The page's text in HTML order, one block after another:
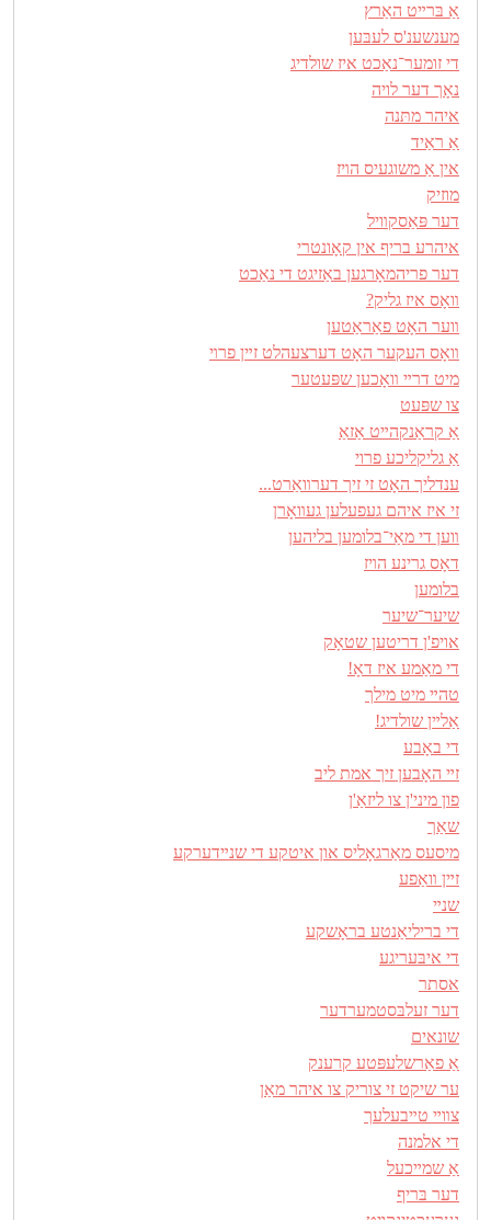
אַ בּרײט האַרץ
מענשענ'ס לעבּען
די זומער־נאַכט איז שולדיג
נאָך דער לויה
איהר מתּנה
אַ ראַיד
אין אַ משוגעיס הױז
מוזיק
דער פּאַסקװיל
איהרע בריף אין קאָונטרי
דער פריהמאָרגען באַזיגט די נאַכט
װאָס איז גליק?
װער האָט פאַראַטען
װאָס העקער האָט דערצעהלט זײן פרױ
מיט דרײ װאָכען שפּעטער
צו שפּעט
אַ קראַנקהײט אַזאַ
אַ גליקליכע פרוי
ענדליך האָט זי זיך דערװאַרט...
זי איז איהם געפעלען געװאָרן
װען די מאַי־בלומען בליהען
דאָס גרינע הױז
בלומען
שיער־שיער
אויפ'ן דריטען שטאָק
די מאַמע איז דאָ!
טהײ מיט מילך
אַלײן שולדיג!
די באָבע
זײ האָבען זיך אמת ליב
פון מיני'ן צו ליזאַ'ן
שאַך
מיסעס מאַרגאָליס און איטקע די שנײדערקע
זײן װאַפע
שנײ
די בריליאַנטע בראָשקע
די איבּעריגע
אסתר
דער זעלבּסטמערדער
שונאים
אַ פאַרשלעפּטע קרענק
ער שיקט זי צוריק צו איהר מאַן
צװײ טײבעלעך
די אלמנה
אַ שמײכעל
דער בּריף